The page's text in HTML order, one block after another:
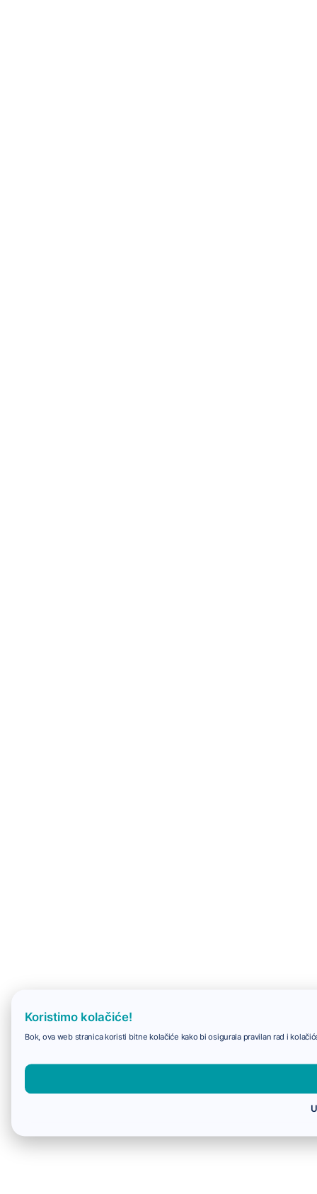
Koristimo kolačiće!
Bok, ova web stranica koristi bitne kolačiće kako bi osigurala pravilan rad i